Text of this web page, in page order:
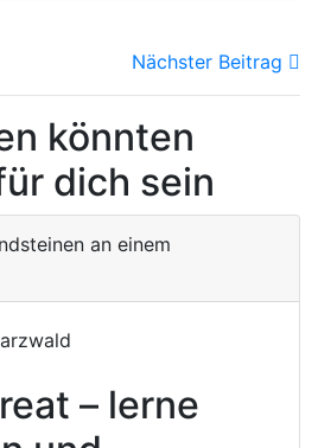
Nächster Beitrag
könnten
dich sein
– lerne